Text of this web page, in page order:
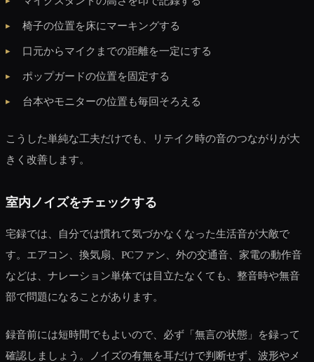
椅子の位置を床にマーキングする
口元からマイクまでの距離を一定にする
ポップガードの位置を固定する
台本やモニターの位置も毎回そろえる
こうした単純な工夫だけでも、リテイク時の音のつながりが大
きく改善します。
室内ノイズをチェックする
宅録では、自分では慣れて気づかなくなった生活音が大敵で
す。エアコン、換気扇、PCファン、外の交通音、家電の動作音
などは、ナレーション単体では目立たなくても、整音時や無音
部で問題になることがあります。
録音前には短時間でもよいので、必ず「無言の状態」を録って
確認しましょう。ノイズの有無を耳だけで判断せず、波形やメ